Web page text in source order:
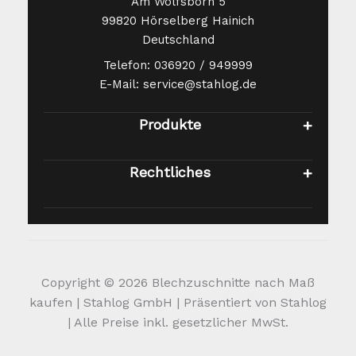
99820 Hörselberg Hainich
Deutschland
Telefon: 036920 / 949999
E-Mail: service@stahlog.de
Produkte
Rechtliches
Copyright © 2026 Blechzuschnitte nach Maß
kaufen | Stahlog GmbH | Präsentiert von Stahlog
| Alle Preise inkl. gesetzlicher MwSt.